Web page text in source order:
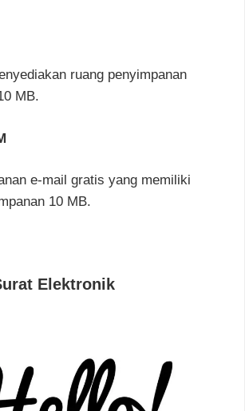
ruang penyimpanan
MB.
e-mail gratis yang memiliki
10 MB.
Elektronik